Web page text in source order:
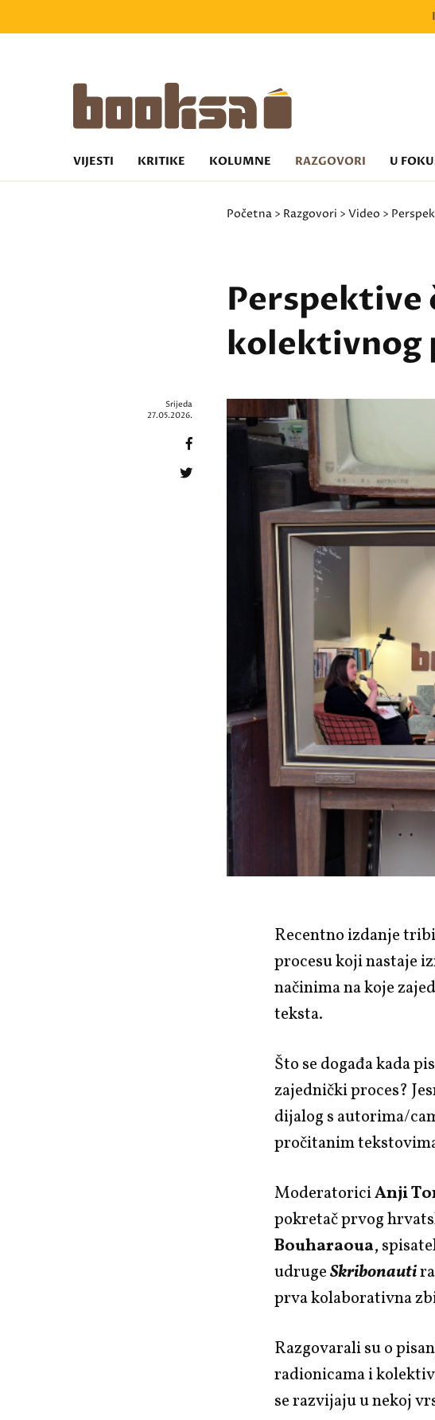
VIJESTI KRITIKE KOLUMNE RAZGOVORI U
Početna > Razgovori >Video >
kolektivnog
Srijeda
27.05.2026.
Recentno izdanje
procesu koji nastaje
načinima na koje
teksta.
Što se događa kada
zajednički proces?
dijalog s autorima/
pročitanim
ModeratoriciAnji
pokretač prvog
Bouharaoua,
udrugeSkribonauti
prva kolaborativna
Razgovarali su o
radionicama i
se razvijaju u nekoj